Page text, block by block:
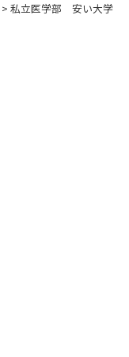
> 私立医学部 安い大学